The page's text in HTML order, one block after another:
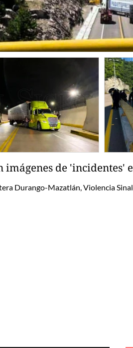
imágenes de 'incidentes'
Durango-Mazatlán, Violencia